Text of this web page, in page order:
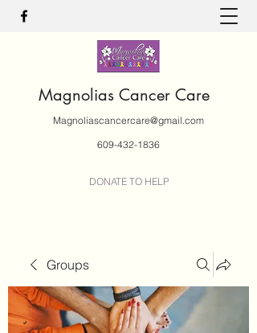
Magnolias Cancer Care
Magnoliascancercare@gmail.com
609-432-1836
DONATE TO HELP
Groups